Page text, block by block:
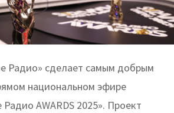
Радио» сделает самым добрым
национальном эфире
AWARDS 2025». Проект